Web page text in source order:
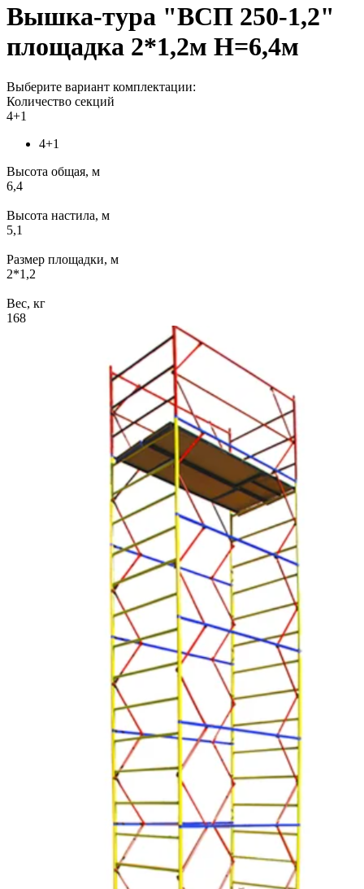
Вышка-тура "ВСП 250-1,2"
площадка 2*1,2м Н=6,4м
Выберите вариант комплектации:
Количество секций
4+1
4+1
Высота общая, м
6,4
Высота настила, м
5,1
Размер площадки, м
2*1,2
Вес, кг
168